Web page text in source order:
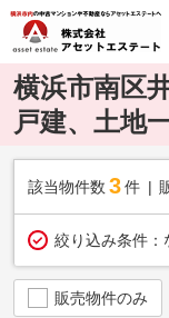
横浜市南区
戸建、土地
該当物件数 3件
絞り込み条件：
販売物件のみ